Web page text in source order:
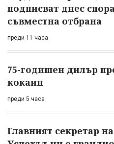
подписват днес
съвместна отбрана
преди 11 часа
75-годишен дилър
кокаин
преди 5 часа
Главният секретар